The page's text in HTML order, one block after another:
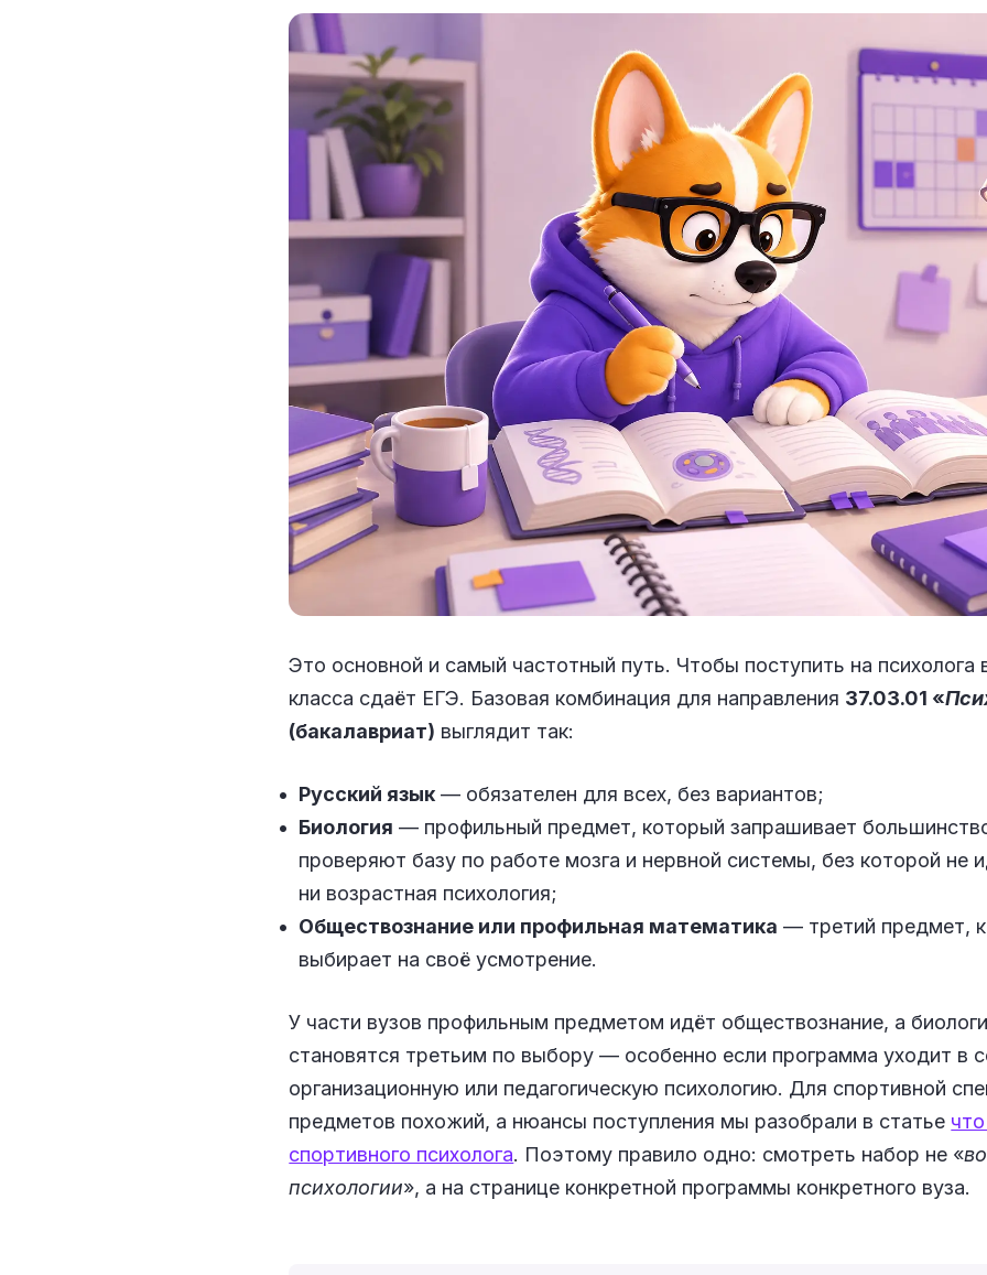
Это основной и самый частотный путь. Чтобы поступить на психолога
класса сдаёт ЕГЭ. Базовая комбинация для направления 37.03.01 «
(бакалавриат) выглядит так:
Русский язык — обязателен для всех, без вариантов;
Биология — профильный предмет, который запрашивает
проверяют базу по работе мозга и нервной системы, без которой не
ни возрастная психология;
Обществознание или профильная математика — третий предмет,
выбирает на своё усмотрение.
У части вузов профильным предметом идёт обществознание, а
становятся третьим по выбору — особенно если программа уходит в
организационную или педагогическую психологию. Для спортивной
предметов похожий, а нюансы поступления мы разобрали в статье
спортивного психолога. Поэтому правило одно: смотреть набор не «
психологии», а на странице конкретной программы конкретного вуза.